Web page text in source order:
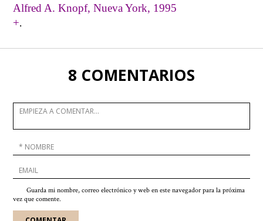
Alfred A. Knopf, Nueva York, 1995
+.
8 COMENTARIOS
Guarda mi nombre, correo electrónico y web en este navegador para la próxima
vez que comente.